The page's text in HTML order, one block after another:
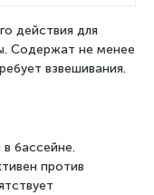
действия для
Содержат не менее
взвешивания.
бассейне.
против